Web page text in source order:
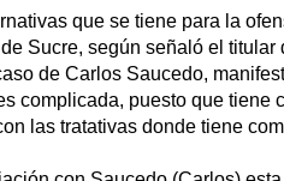
que se tiene para la
Sucre, según señaló el
de Carlos Saucedo,
complicada, puesto que tiene
las tratativas donde tiene